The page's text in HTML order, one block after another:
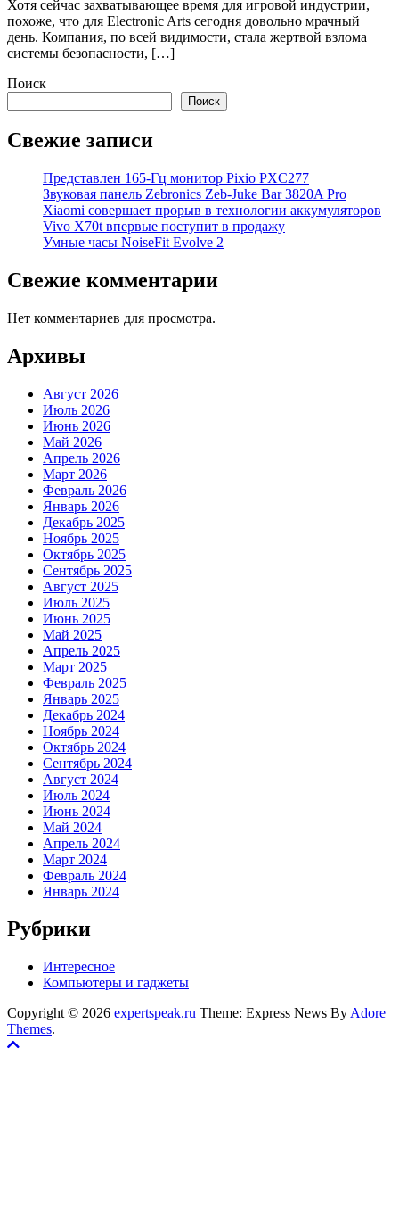
Хотя сейчас захватывающее время для игровой индустрии,
похоже, что для Electronic Arts сегодня довольно мрачный
день. Компания, по всей видимости, стала жертвой взлома
системы безопасности, […]
Поиск
Поиск
Свежие записи
Представлен 165-Гц монитор Pixio PXC277
Звуковая панель Zebronics Zeb-Juke Bar 3820A Pro
Xiaomi совершает прорыв в технологии аккумуляторов
Vivo X70t впервые поступит в продажу
Умные часы NoiseFit Evolve 2
Свежие комментарии
Нет комментариев для просмотра.
Архивы
Август 2026
Июль 2026
Июнь 2026
Май 2026
Апрель 2026
Март 2026
Февраль 2026
Январь 2026
Декабрь 2025
Ноябрь 2025
Октябрь 2025
Сентябрь 2025
Август 2025
Июль 2025
Июнь 2025
Май 2025
Апрель 2025
Март 2025
Февраль 2025
Январь 2025
Декабрь 2024
Ноябрь 2024
Октябрь 2024
Сентябрь 2024
Август 2024
Июль 2024
Июнь 2024
Май 2024
Апрель 2024
Март 2024
Февраль 2024
Январь 2024
Рубрики
Интересное
Компьютеры и гаджеты
Copyright © 2026 expertspeak.ru Theme: Express News By Adore
Themes.